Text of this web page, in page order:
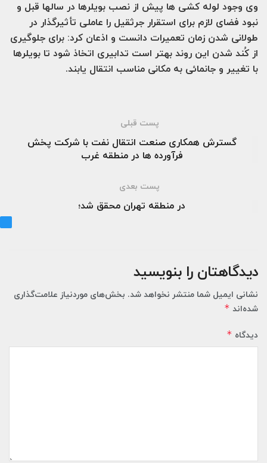
وی وجود لوله کشی ها پیش از نصب بویلرها در سال‎ها قبل و
نبود فضای لازم برای استقرار جرثقیل را عاملی تأثیرگذار در
طولانی شدن زمان تعمیرات دانست و اذعان کرد: برای جلوگیری
از کُند شدن این روند بهتر است تدابیری اتخاذ شود تا بویلرها
با تغییر و جانمائی به مکانی مناسب انتقال یابند.
پست قبلی
گسترش همکاری صنعت انتقال نفت با شرکت پخش
فرآورده ها در منطقه غرب
پست بعدی
در منطقه تهران محقق شد؛
دیدگاهتان را بنویسید
نشانی ایمیل شما منتشر نخواهد شد. بخش‌های موردنیاز علامت‌گذاری
شده‌اند *
دیدگاه *